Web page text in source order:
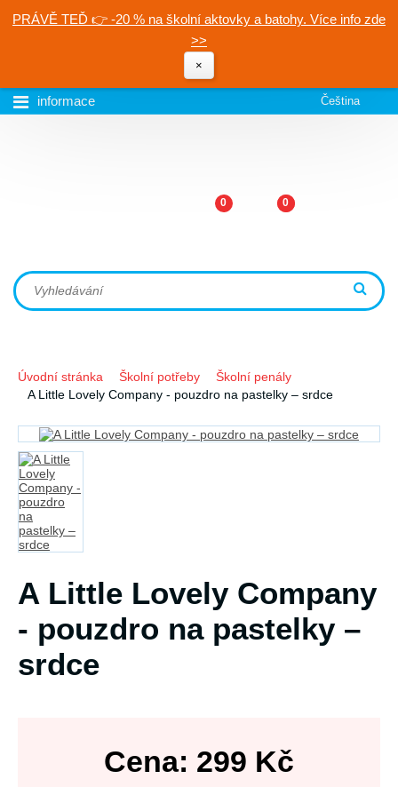
PRÁVĚ TEĎ 👉 -20 % na školní aktovky a batohy. Více info zde
>>
×
informace Čeština
0 0
Úvodní stránka Školní potřeby
Školní penály
A Little Lovely Company - pouzdro na pastelky – srdce
A Little Lovely Company
- pouzdro na pastelky –
srdce
Cena: 299 Kč